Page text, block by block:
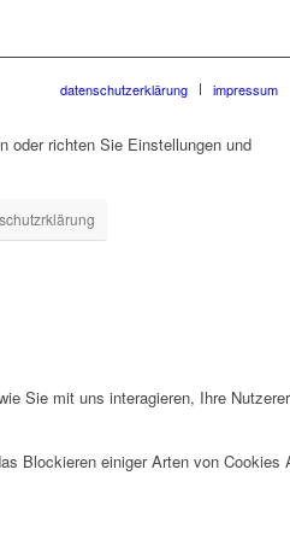
datenschutzerklärung impressum
oder richten Sie Einstellungen und
Sie mit uns interagieren, Ihre
Blockieren einiger Arten von Cookies